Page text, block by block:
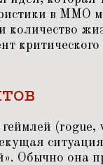
в ММО
количество
Обычно она